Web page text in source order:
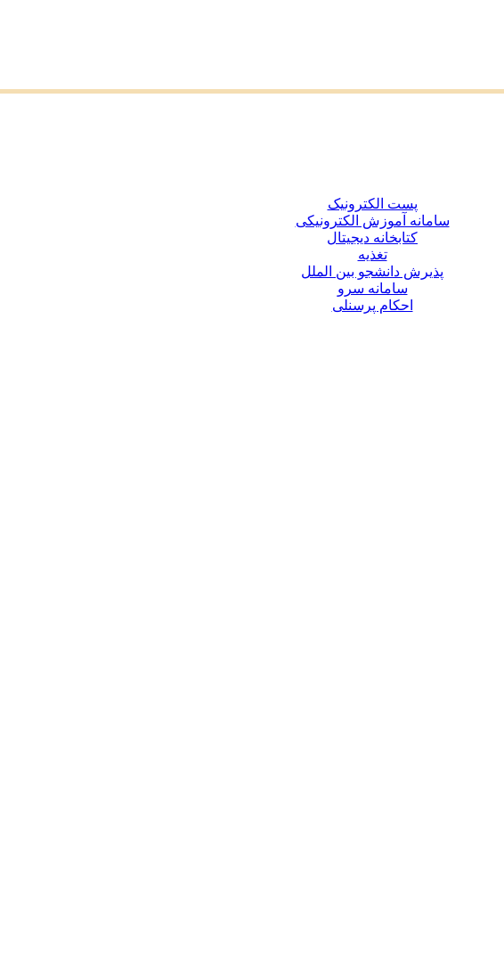
پست الکترونیک
سامانه آموزش الکترونیکی
کتابخانه دیجیتال
تغذیه
پذیرش دانشجو بین الملل
سامانه سرو
احکام پرسنلی